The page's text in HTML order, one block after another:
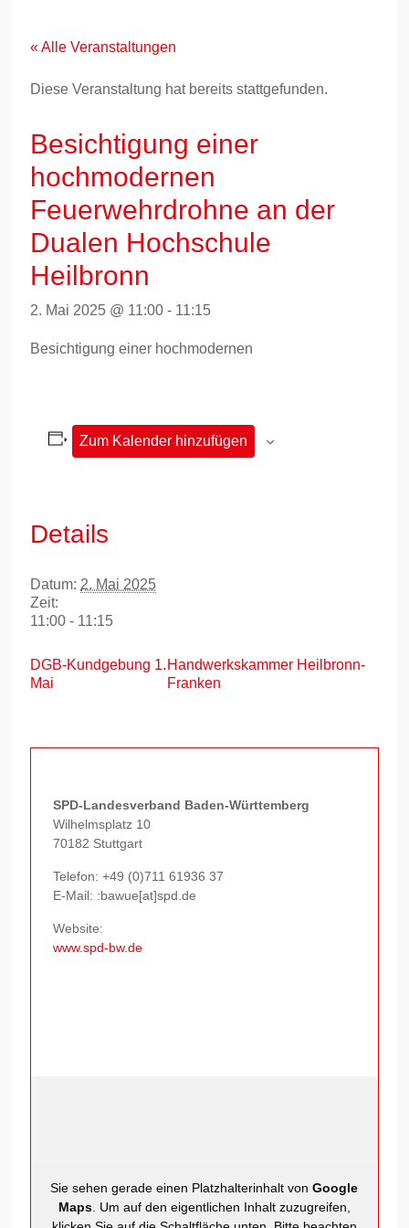
springen« Alle Veranstaltungen
Diese Veranstaltung hat bereits stattgefunden.
Besichtigung einer
hochmodernen
Feuerwehrdrohne an der
Dualen Hochschule
Heilbronn
2. Mai 2025 @ 11:00 - 11:15
Besichtigung einer hochmodernen
Zum Kalender hinzufügen
Details
Datum: 2. Mai 2025
Zeit:
11:00 - 11:15
DGB-Kundgebung 1.
Mai
Handwerkskammer Heilbronn-
Franken
SPD-Landesverband Baden-Württemberg
Wilhelmsplatz 10
70182 Stuttgart
Telefon:+49 (0)711 61936 37
E-Mail: :bawue[at]spd.de
Website:
www.spd-bw.de
Sie sehen gerade einen Platzhalterinhalt vonGoogle
Maps. Um auf den eigentlichen Inhalt zuzugreifen,